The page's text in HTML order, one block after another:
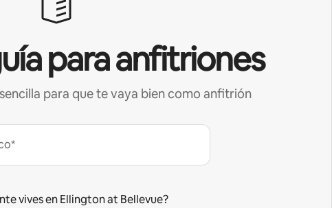
para anfitriones
para que te vaya bien como anfitrión
vives en Ellington at Bellevue?